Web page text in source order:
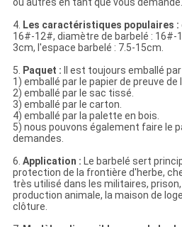
ou autres en tant que vous demande.
4. Les caractéristiques populaires :
16#-12#, diamètre de barbelé : 16#-
3cm, l'espace barbelé : 7.5-15cm.
5. Paquet : Il est toujours emballé
1) emballé par le papier de preuve de
2) emballé par le sac tissé.
3) emballé par le carton.
4) emballé par la palette en bois.
5) nous pouvons également faire le
demandes.
6. Application : Le barbelé sert
protection de la frontière d'herbe,
très utilisé dans les militaires,
production animale, la maison de
clôture.